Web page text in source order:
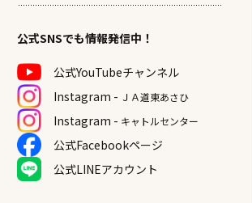
公式SNSでも情報発信中！
公式YouTubeチャンネル
Instagram - ＪＡ道東あさひ
Instagram - キャトルセンター
公式Facebookページ
公式LINEアカウント